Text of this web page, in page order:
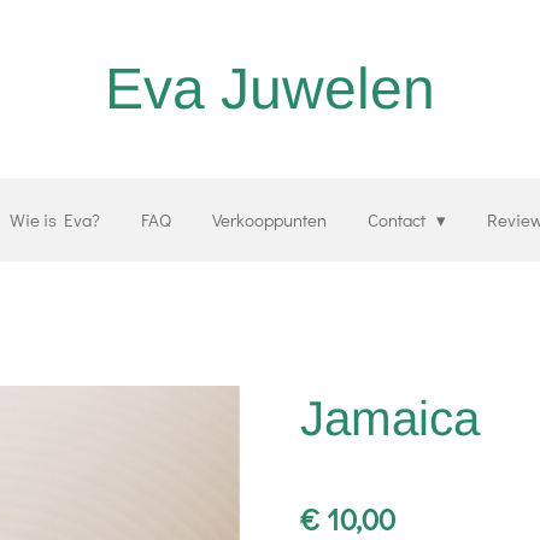
Eva Juwelen
Wie is Eva? FAQ Verkooppunten Contact
Jamaica
€ 10,00